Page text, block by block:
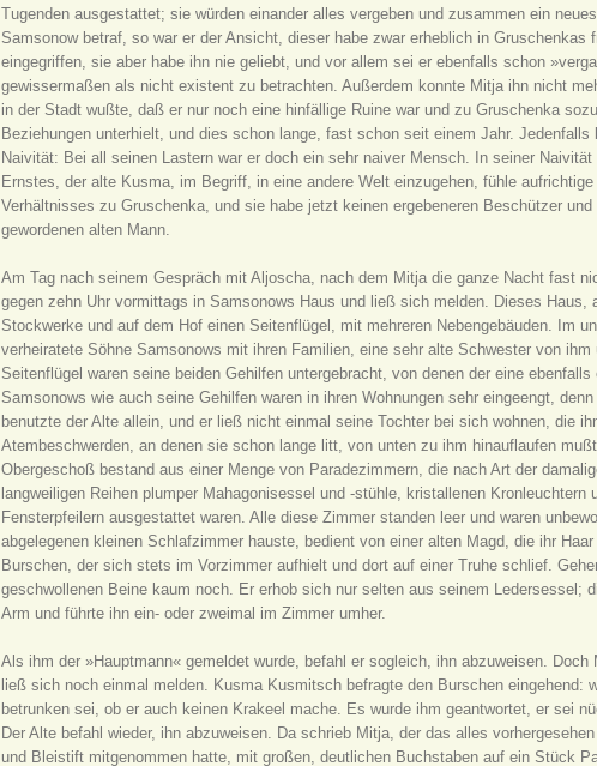
Tugenden ausgestattet; sie würden einander alles vergeben und zusammen ein
Samsonow betraf, so war er der Ansicht, dieser habe zwar erheblich in Gruschenkas
eingegriffen, sie aber habe ihn nie geliebt, und vor allem sei er ebenfalls schon
gewissermaßen als nicht existent zu betrachten. Außerdem konnte Mitja ihn nicht
in der Stadt wußte, daß er nur noch eine hinfällige Ruine war und zu Gruschenka
Beziehungen unterhielt, und dies schon lange, fast schon seit einem Jahr.
Naivität: Bei all seinen Lastern war er doch ein sehr naiver Mensch. In seiner
Ernstes, der alte Kusma, im Begriff, in eine andere Welt einzugehen, fühle
Verhältnisses zu Gruschenka, und sie habe jetzt keinen ergebeneren Beschützer
gewordenen alten Mann.
Am Tag nach seinem Gespräch mit Aljoscha, nach dem Mitja die ganze Nacht fast
gegen zehn Uhr vormittags in Samsonows Haus und ließ sich melden. Dieses Haus,
Stockwerke und auf dem Hof einen Seitenflügel, mit mehreren Nebengebäuden. Im
verheiratete Söhne Samsonows mit ihren Familien, eine sehr alte Schwester von ihm
Seitenflügel waren seine beiden Gehilfen untergebracht, von denen der eine
Samsonows wie auch seine Gehilfen waren in ihren Wohnungen sehr eingeengt,
benutzte der Alte allein, und er ließ nicht einmal seine Tochter bei sich wohnen, die
Atembeschwerden, an denen sie schon lange litt, von unten zu ihm hinauflaufen
Obergeschoß bestand aus einer Menge von Paradezimmern, die nach Art der
langweiligen Reihen plumper Mahagonisessel und -stühle, kristallenen Kronleuchtern
Fensterpfeilern ausgestattet waren. Alle diese Zimmer standen leer und waren
abgelegenen kleinen Schlafzimmer hauste, bedient von einer alten Magd, die ihr
Burschen, der sich stets im Vorzimmer aufhielt und dort auf einer Truhe schlief.
geschwollenen Beine kaum noch. Er erhob sich nur selten aus seinem Ledersessel;
Arm und führte ihn ein- oder zweimal im Zimmer umher.
Als ihm der »Hauptmann« gemeldet wurde, befahl er sogleich, ihn abzuweisen.
ließ sich noch einmal melden. Kusma Kusmitsch befragte den Burschen eingehend:
betrunken sei, ob er auch keinen Krakeel mache. Es wurde ihm geantwortet, er sei
Der Alte befahl wieder, ihn abzuweisen. Da schrieb Mitja, der das alles
und Bleistift mitgenommen hatte, mit großen, deutlichen Buchstaben auf ein Stück